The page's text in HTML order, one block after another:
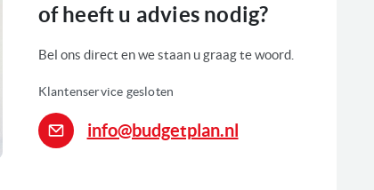
of heeft u advies nodig?
Bel ons direct en we staan u graag te woord.
Klantenservice gesloten
info@budgetplan.nl